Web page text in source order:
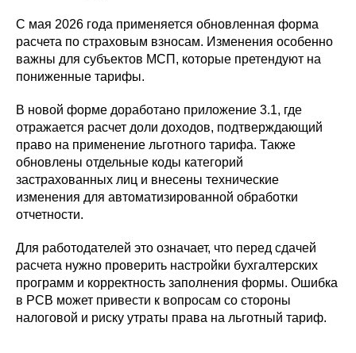
С мая 2026 года применяется обновленная форма
расчета по страховым взносам. Изменения особенно
важны для субъектов МСП, которые претендуют на
пониженные тарифы.
В новой форме доработано приложение 3.1, где
отражается расчет доли доходов, подтверждающий
право на применение льготного тарифа. Также
обновлены отдельные коды категорий
застрахованных лиц и внесены технические
изменения для автоматизированной обработки
отчетности.
Для работодателей это означает, что перед сдачей
расчета нужно проверить настройки бухгалтерских
программ и корректность заполнения формы. Ошибка
в РСВ может привести к вопросам со стороны
налоговой и риску утраты права на льготный тариф.